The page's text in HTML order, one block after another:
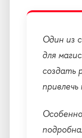
Один из
для
создать